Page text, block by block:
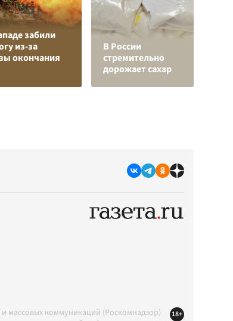
забили
из-за
окончания
В России
стремительно
дорожает сахар
массовых коммуникаций (Роскомнадзор)
18+